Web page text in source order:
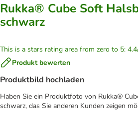
Rukka® Cube Soft
schwarz
This is a stars rating area from zero to 5:
Produkt bewerten
Produktbild hochladen
Haben Sie ein Produktfoto von Rukka®
schwarz, das Sie anderen Kunden zeigen